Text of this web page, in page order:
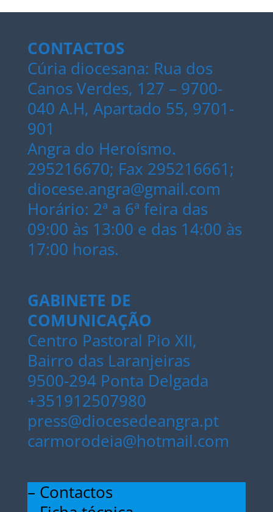
CONTACTOS
Cúria diocesana: Rua dos
Canos Verdes, 127 – 9700-
040 A.H, Apartado 55, 9701-
901
Angra do Heroísmo.
295216670; Fax 295216661;
diocese.angra@gmail.com
Horário: 2ª a 6ª feira das
09:00 às 13:00 e das 14:00 às
17:00 horas.
GABINETE DE
COMUNICAÇÃO
Centro Pastoral Pio XII,
Bairro das Laranjeiras
9500-294 Ponta Delgada
+351912507980
press@diocesedeangra.pt
carmorodeia@hotmail.com
– Contactos